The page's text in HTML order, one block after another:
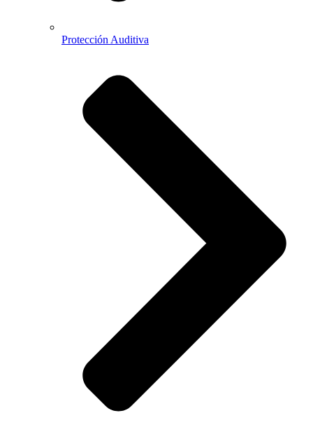
Protección Auditiva